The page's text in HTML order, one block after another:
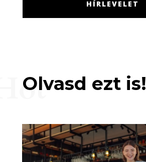
HÍRLEVELET
Olvasd ezt is!